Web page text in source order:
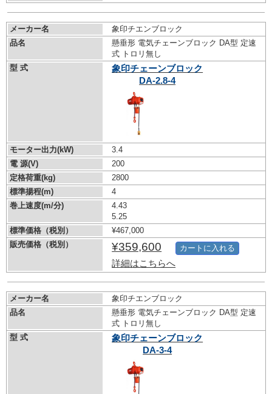
メーカー名
象印チエンブロック
品名
懸垂形 電気チェーンブロック DA型 定速
式 トロリ無し
型 式
象印チェーンブロック
DA-2.8-4
モーター出力(kW)
3.4
電 源(V)
200
定格荷重(kg)
2800
標準揚程(m)
4
巻上速度(m/分)
4.43
5.25
標準価格（税別）
¥467,000
販売価格（税別）
¥359,600
詳細はこちらへ
カートに入れる
メーカー名
象印チエンブロック
品名
懸垂形 電気チェーンブロック DA型 定速
式 トロリ無し
型 式
象印チェーンブロック
DA-3-4